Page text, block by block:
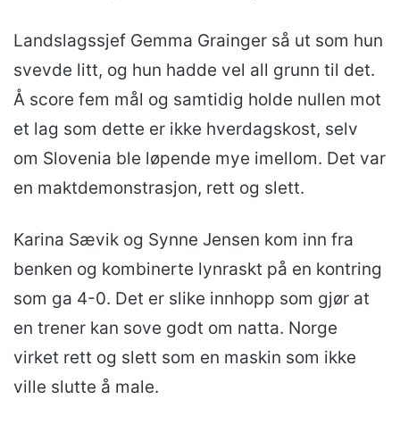
Landslagssjef Gemma Grainger så ut som hun
svevde litt, og hun hadde vel all grunn til det.
Å score fem mål og samtidig holde nullen mot
et lag som dette er ikke hverdagskost, selv
om Slovenia ble løpende mye imellom. Det var
en maktdemonstrasjon, rett og slett.
Karina Sævik og Synne Jensen kom inn fra
benken og kombinerte lynraskt på en kontring
som ga 4-0. Det er slike innhopp som gjør at
en trener kan sove godt om natta. Norge
virket rett og slett som en maskin som ikke
ville slutte å male.